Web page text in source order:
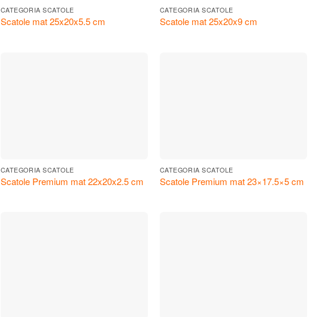
CATEGORIA SCATOLE
Scatole mat 25x20x5.5 cm
CATEGORIA SCATOLE
Scatole mat 25x20x9 cm
CATEGORIA SCATOLE
Scatole Premium mat 22x20x2.5 cm
CATEGORIA SCATOLE
Scatole Premium mat 23×17.5×5 cm